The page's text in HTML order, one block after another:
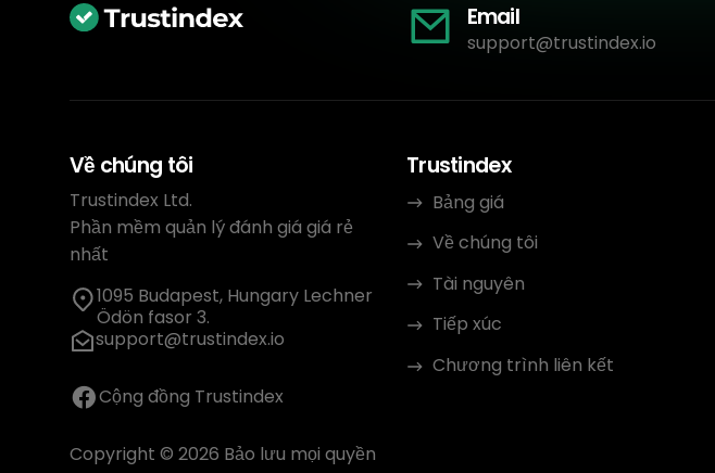
Email
support@trustindex.io
Về chúng tôi
Trustindex Ltd.
Phần mềm quản lý đánh giá giá rẻ
nhất
1095 Budapest, Hungary Lechner
Ödön fasor 3.
support@trustindex.io
Cộng đồng Trustindex
Copyright © 2026 Bảo lưu mọi quyền
Trustindex
Bảng giá
Về chúng tôi
Tài nguyên
Tiếp xúc
Chương trình liên kết